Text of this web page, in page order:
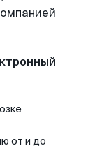
от и до